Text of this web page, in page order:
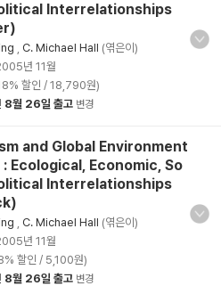
Interrelationships
C. Michael Hall (엮은이)
년 11월
할인 / 18,790원)
8월 26일 출고 변경
and Global Environment
Ecological, Economic, So
Interrelationships
C. Michael Hall (엮은이)
년 11월
할인 / 5,100원)
8월 26일 출고 변경